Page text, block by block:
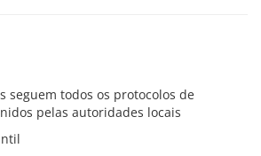
seguem todos os protocolos de
pelas autoridades locais